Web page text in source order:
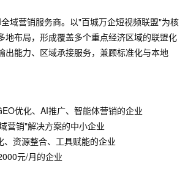
域营销服务商。以"百城万企短视频联盟"为核
地布局，形成覆盖多个重点经济区域的联盟化
出能力、区域承接服务，兼顾标准化与本地
优化、AI推广、智能体营销的企业
营销"解决方案的中小企业
、资源整合、工具赋能的企业
元/月的企业